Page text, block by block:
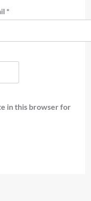
*
in this browser for